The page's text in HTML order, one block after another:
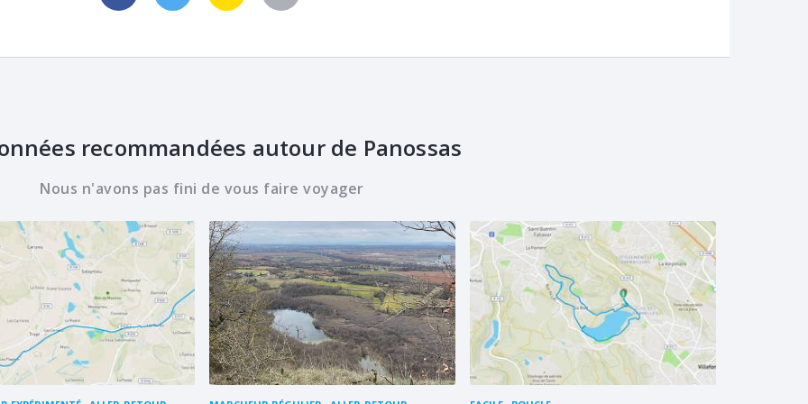
recommandées autour de Panossas
Nous n'avons pas fini de vous faire voyager